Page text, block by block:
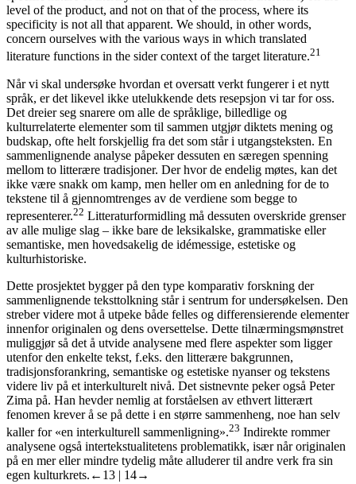
level of the product, and not on that of the process, where its
specificity is not all that apparent. We should, in other words,
concern ourselves with the various ways in which translated
literature functions in the sider context of the target literature.21
Når vi skal undersøke hvordan et oversatt verkt fungerer i et nytt
språk, er det likevel ikke utelukkende dets resepsjon vi tar for oss.
Det dreier seg snarere om alle de språklige, billedlige og
kulturrelaterte elementer som til sammen utgjør diktets mening og
budskap, ofte helt forskjellig fra det som står i utgangsteksten. En
sammenlignende analyse påpeker dessuten en særegen spenning
mellom to litterære tradisjoner. Der hvor de endelig møtes, kan det
ikke være snakk om kamp, men heller om en anledning for de to
tekstene til å gjennomtrenges av de verdiene som begge to
representerer.22 Litteraturformidling må dessuten overskride grenser
av alle mulige slag – ikke bare de leksikalske, grammatiske eller
semantiske, men hovedsakelig de idémessige, estetiske og
kulturhistoriske.
Dette prosjektet bygger på den type komparativ forskning der
sammenlignende teksttolkning står i sentrum for undersøkelsen. Den
streber videre mot å utpeke både felles og differensierende elementer
innenfor originalen og dens oversettelse. Dette tilnærmingsmønstret
muliggjør så det å utvide analysene med flere aspekter som ligger
utenfor den enkelte tekst, f.eks. den litterære bakgrunnen,
tradisjonsforankring, semantiske og estetiske nyanser og tekstens
videre liv på et interkulturelt nivå. Det sistnevnte peker også Peter
Zima på. Han hevder nemlig at forståelsen av ethvert litterært
fenomen krever å se på dette i en større sammenheng, noe han selv
kaller for «en interkulturell sammenligning».23 Indirekte rommer
analysene også intertekstualitetens problematikk, især når originalen
på en mer eller mindre tydelig måte alluderer til andre verk fra sin
egen kulturkrets. ←13 | 14→